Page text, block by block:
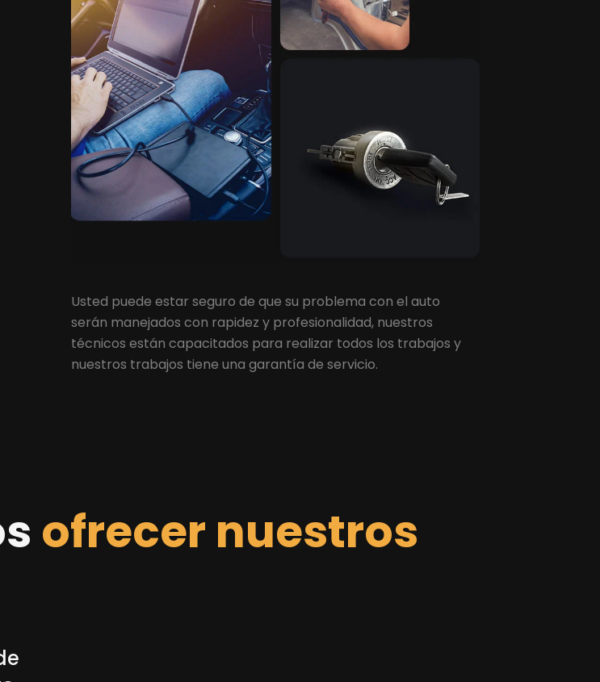
Usted puede estar seguro de que su problema con el auto
serán manejados con rapidez y profesionalidad, nuestros
técnicos están capacitados para realizar todos los trabajos y
nuestros trabajos tiene una garantía de servicio.
ofrecer nuestros